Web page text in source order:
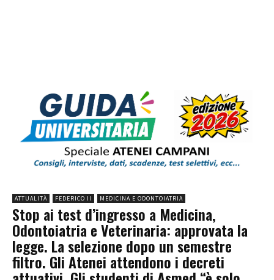
ATTUALITÀ FEDERICO II MEDICINA E ODONTOIATRIA
Stop ai test d’ingresso a Medicina,
Odontoiatria e Veterinaria: approvata la
legge. La selezione dopo un semestre
filtro. Gli Atenei attendono i decreti